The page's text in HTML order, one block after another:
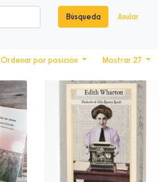
Búsqueda Anular
Mostrar 27
Ordenar por posición